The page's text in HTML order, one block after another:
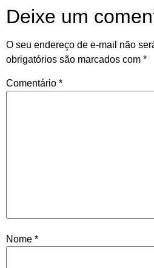
Deixe um
O seu endereço de e-mail não
obrigatórios são marcados com *
Comentário *
Nome *